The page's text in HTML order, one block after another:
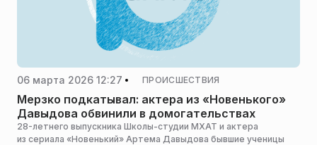
06 марта 2026 12:27 ПРОИСШЕСТВИЯ
Мерзко подкатывал: актера из «Новенького»
Давыдова обвинили в домогательствах
28-летнего выпускника Школы-студии МХАТ и актера
из сериала «Новенький» Артема Давыдова бывшие ученицы